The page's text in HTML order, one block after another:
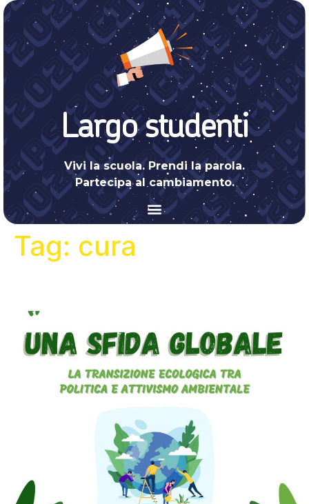
Largo studenti
Vivi la scuola. Prendi la parola.
Partecipa al cambiamento.
Tag: cura